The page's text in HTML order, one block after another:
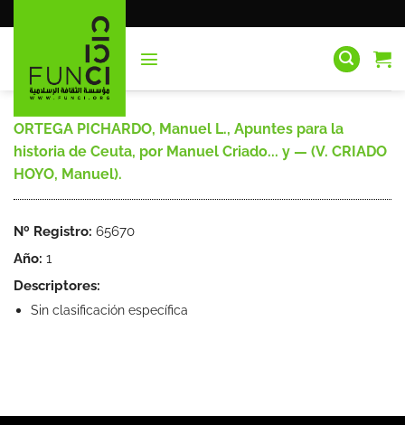
al
ORTEGA PICHARDO, Manuel L., Apuntes para la
historia de Ceuta, por Manuel Criado... y — (V. CRIADO
HOYO, Manuel).
Nº Registro: 65670
Año: 1
Descriptores:
Sin clasificación específica